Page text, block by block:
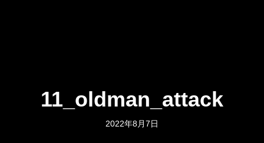
11_oldman_attack
2022年8月7日